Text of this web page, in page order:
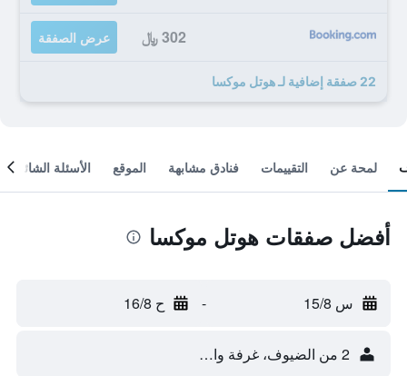
302 ﷼ عرض الصفقة
22 صفقة إضافية لـ هوتل موكسا
لمحة عن التقييمات فنادق مشابهة الموقع الأسئلة الشائعة
أفضل صفقات هوتل موكسا
س 15/8 - ح 16/8
2 من الضيوف، غرفة واحدة